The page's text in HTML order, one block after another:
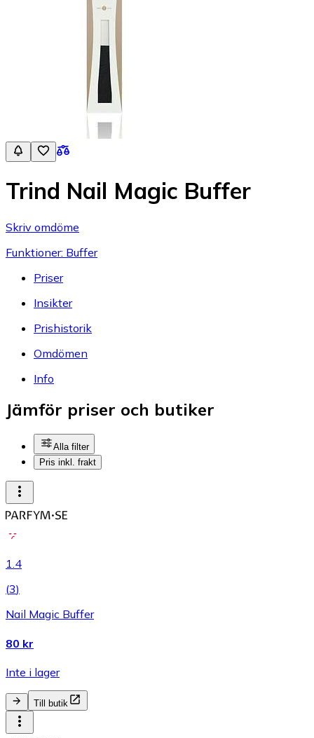
Trind Nail Magic Buffer
Skriv omdöme
Funktioner: Buffer
Priser
Insikter
Prishistorik
Omdömen
Info
Jämför priser och butiker
Alla filter
Pris inkl. frakt
1.4
(3)
Nail Magic Buffer
80 kr
Inte i lager
Till butik